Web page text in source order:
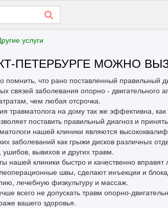
услуги
ПЕТЕРБУРГЕ МОЖНО
помнить, что рано поставленный правильный
связей заболевания опорно - двигательного
чем любая отсрочка.
травматолога на дому так же эффективна,
поставить правильный диагноз и
нашей клиники являются
заболеваний как грыжи дисков различных
вывихов и других травм.
нашей клиники быстро и качественно
швы, сделают инъекции и
лечебную физкультуру и массаж.
всего не допускать травм опорно-
вашего здоровья.